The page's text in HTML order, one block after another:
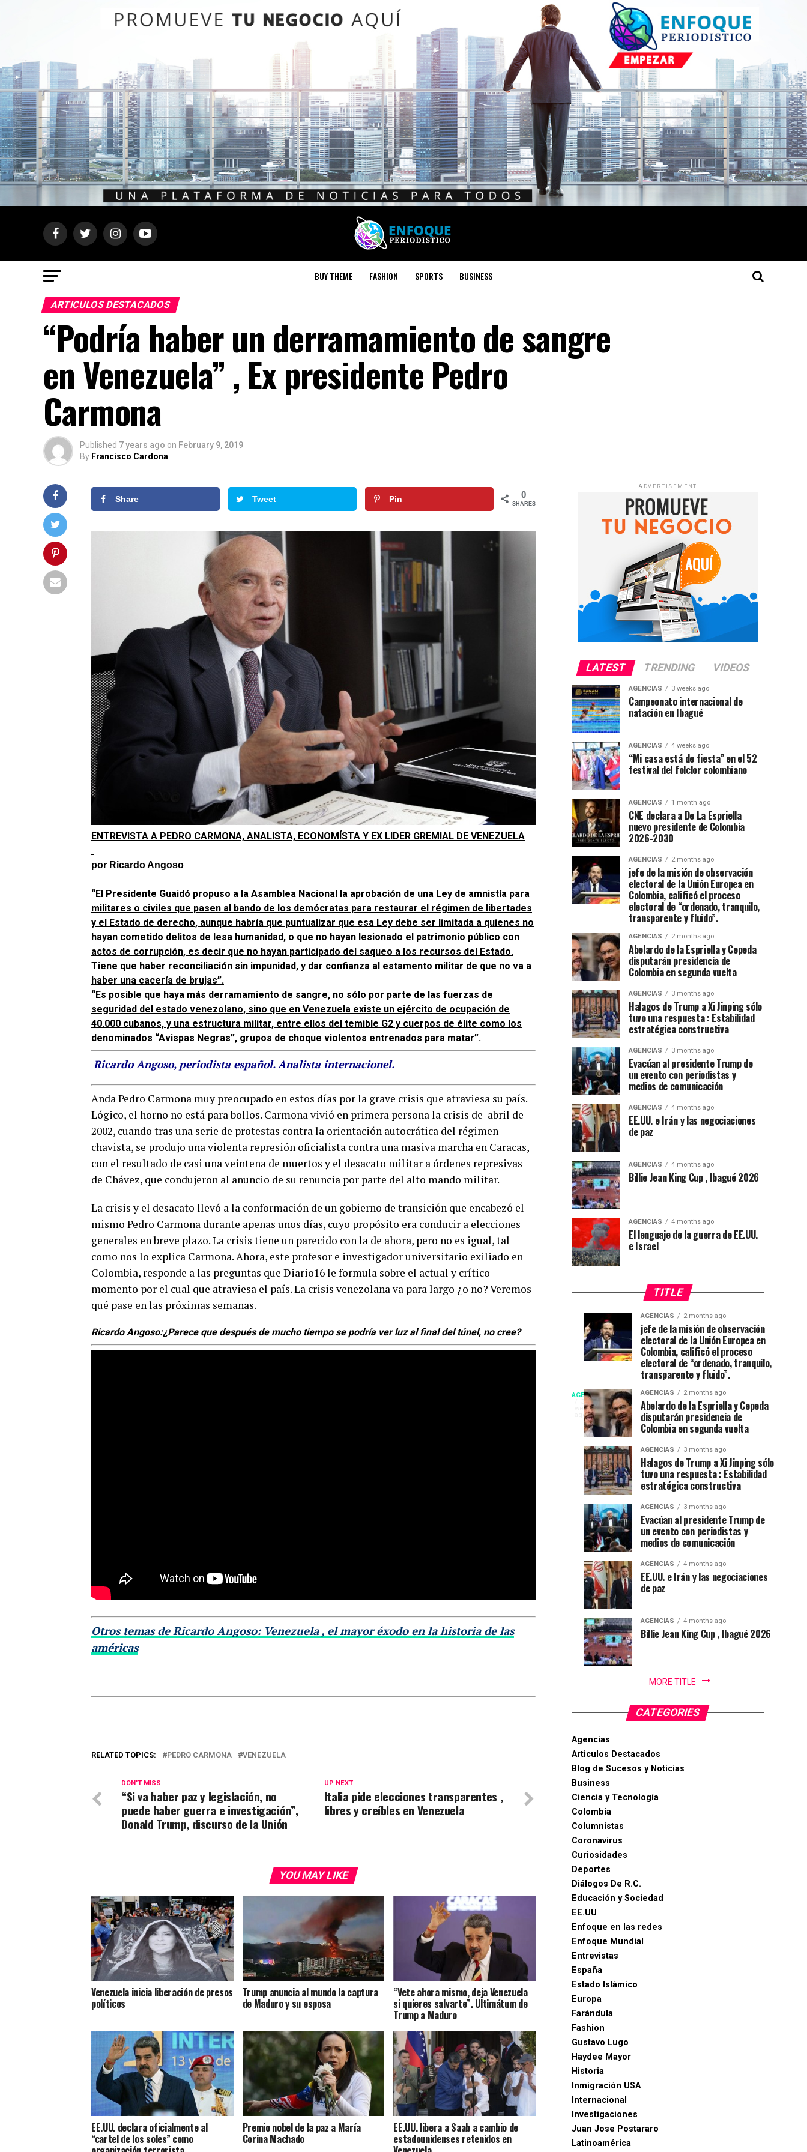
BUY THEME FASHION SPORTS BUSINESS
ARTICULOS DESTACADOS
“Podría haber un derramamiento de sangre
en Venezuela” , Ex presidente Pedro
Carmona
Published 7 years ago on February 9, 2019
By Francisco Cardona
Share Tweet Pin 0
SHARES
ENTREVISTA A PEDRO CARMONA, ANALISTA, ECONOMÍSTA Y EX LIDER GREMIAL DE VENEZUELA
por Ricardo Angoso
“El Presidente Guaidó propuso a la Asamblea Nacional la aprobación de una Ley de amnistía para
militares o civiles que pasen al bando de los demócratas para restaurar el régimen de libertades
y el Estado de derecho, aunque habría que puntualizar que esa Ley debe ser limitada a quienes no
hayan cometido delitos de lesa humanidad, o que no hayan lesionado el patrimonio público con
actos de corrupción, es decir que no hayan participado del saqueo a los recursos del Estado.
Tiene que haber reconciliación sin impunidad, y dar confianza al estamento militar de que no va a
haber una cacería de brujas”.
“Es posible que haya más derramamiento de sangre, no sólo por parte de las fuerzas de
seguridad del estado venezolano, sino que en Venezuela existe un ejército de ocupación de
40.000 cubanos, y una estructura militar, entre ellos del temible G2 y cuerpos de élite como los
denominados “Avispas Negras”, grupos de choque violentos entrenados para matar”.
Ricardo Angoso, periodista español. Analista internacionel.
Anda Pedro Carmona muy preocupado en estos días por la grave crisis que atraviesa su país.
Lógico, el horno no está para bollos. Carmona vivió en primera persona la crisis de abril de
2002, cuando tras una serie de protestas contra la orientación autocrática del régimen
chavista, se produjo una violenta represión oficialista contra una masiva marcha en Caracas,
con el resultado de casi una veintena de muertos y el desacato militar a órdenes represivas
de Chávez, que condujeron al anuncio de su renuncia por parte del alto mando militar.
La crisis y el desacato llevó a la conformación de un gobierno de transición que encabezó el
mismo Pedro Carmona durante apenas unos días, cuyo propósito era conducir a elecciones
generales en breve plazo. La crisis tiene un parecido con la de ahora, pero no es igual, tal
como nos lo explica Carmona. Ahora, este profesor e investigador universitario exiliado en
Colombia, responde a las preguntas que Diario16 le formula sobre el actual y crítico
momento por el cual que atraviesa el país. La crisis venezolana va para largo ¿o no? Veremos
qué pase en las próximas semanas.
Ricardo Angoso:¿Parece que después de mucho tiempo se podría ver luz al final del túnel, no cree?
Otros temas de Ricardo Angoso: Venezuela , el mayor éxodo en la historia de las
américas
RELATED TOPICS: PEDRO CARMONA VENEZUELA
UP NEXT
Italia pide elecciones transparentes ,
libres y creíbles en Venezuela
DON'T MISS
“Si va haber paz y legislación, no
puede haber guerra e investigación”,
Donald Trump, discurso de la Unión
YOU MAY LIKE
Venezuela inicia liberación de presos
políticos
Trump anuncia al mundo la captura
de Maduro y su esposa
“Vete ahora mismo, deja Venezuela
si quieres salvarte”. Ultimátum de
Trump a Maduro
EE.UU. declara oficialmente al
“cartel de los soles” como
Premio nobel de la paz a María
Corina Machado
EE.UU. libera a Saab a cambio de
estadounidenses retenidos en
ADVERTISEMENT
LATEST TRENDING VIDEOS
AGENCIAS 3 weeks ago
Campeonato internacional de
natación en Ibagué
AGENCIAS 4 weeks ago
“Mi casa está de fiesta” en el 52
festival del folclor colombiano
AGENCIAS 1 month ago
CNE declara a De La Espriella
nuevo presidente de Colombia
2026-2030
AGENCIAS 2 months ago
jefe de la misión de observación
electoral de la Unión Europea en
Colombia, calificó el proceso
electoral de “ordenado, tranquilo,
transparente y fluido”.
AGENCIAS 2 months ago
Abelardo de la Espriella y Cepeda
disputarán presidencia de
Colombia en segunda vuelta
AGENCIAS 3 months ago
Halagos de Trump a Xi Jinping sólo
tuvo una respuesta : Estabilidad
estratégica constructiva
AGENCIAS 3 months ago
Evacúan al presidente Trump de
un evento con periodistas y
medios de comunicación
AGENCIAS 4 months ago
EE.UU. e Irán y las negociaciones
de paz
AGENCIAS 4 months ago
Billie Jean King Cup , Ibagué 2026
AGENCIAS 4 months ago
El lenguaje de la guerra de EE.UU.
e Israel
TITLE
AGENCIAS
3
weeks
ago
Campeonato
internacional
de
natación
en
Ibagué
NEW
YORK
DEPORTES|
Por
Gustavo
Lugo
Ibagué
Ibagué
celebró
Campeonato
Natación
PanAm...
AGENCIAS
4
weeks
ago
“Mi
casa
está
fiesta”
en
52
festival
del
folclor
colombiano
AGENCIAS
1
month
ago
CNE
declara
Espriella
nuevo
presidente
Colombia
2026-
2030
AGENCIAS 2 months ago
jefe de la misión de observación
electoral de la Unión Europea en
Colombia, calificó el proceso
electoral de “ordenado, tranquilo,
transparente y fluido”.
AGENCIAS 2 months ago
Abelardo de la Espriella y Cepeda
disputarán presidencia de
Colombia en segunda vuelta
AGENCIAS 3 months ago
Halagos de Trump a Xi Jinping sólo
tuvo una respuesta : Estabilidad
estratégica constructiva
AGENCIAS 3 months ago
Evacúan al presidente Trump de
un evento con periodistas y
medios de comunicación
AGENCIAS 4 months ago
EE.UU. e Irán y las negociaciones
de paz
AGENCIAS 4 months ago
Billie Jean King Cup , Ibagué 2026
MORE TITLE
CATEGORIES
Agencias
Articulos Destacados
Blog de Sucesos y Noticias
Business
Ciencia y Tecnología
Colombia
Columnistas
Coronavirus
Curiosidades
Deportes
Diálogos De R.C.
Educación y Sociedad
EE.UU
Enfoque en las redes
Enfoque Mundial
Entrevistas
España
Estado Islámico
Europa
Farándula
Fashion
Gustavo Lugo
Haydee Mayor
Historia
Inmigración USA
Internacional
Investigaciones
Juan Jose Postararo
Latinoamérica